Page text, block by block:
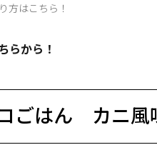
方はこちら！
らから！
ごはん カニ風